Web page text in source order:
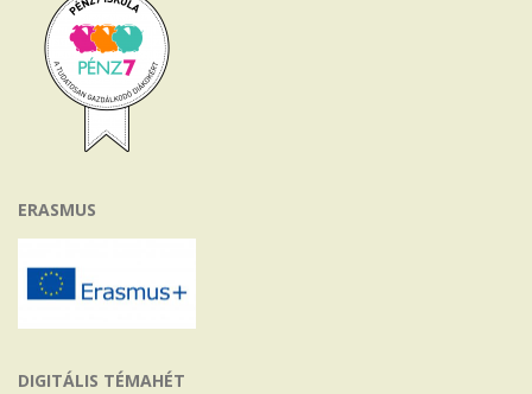
ERASMUS
DIGITÁLIS TÉMAHÉT